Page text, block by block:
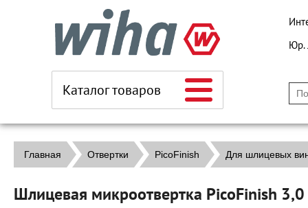
Каталог товаров
Юр.
Главная Отвертки PicoFinish Для шлицевых
Шлицевая микроотвертка PicoFinish